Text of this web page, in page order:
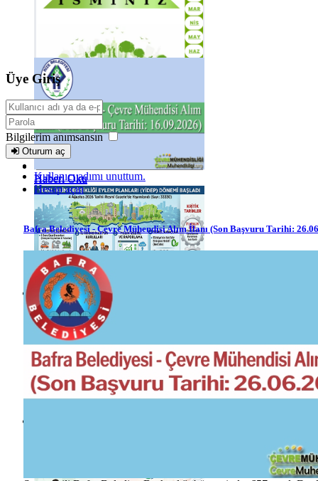
Haberi Oku
Haberi Oku
Haberi Oku
Üye Giriş
Bilgilerim anımsansın
Oturum aç
Kullanıcı adımı unuttum.
Hesap açın
Bafra Belediyesi - Çevre Mühendisi Alım İlanı (Son Başvuru Tarihi: